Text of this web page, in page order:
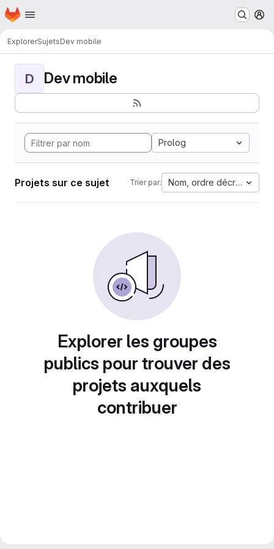
Passer au contenu principal
Page d'accueil
ExplorerSujetsDev mobile
D Dev mobile
Prolog
Projets sur ce sujet Trier par: Nom, ordre décroissant
Explorer les groupes
publics pour trouver des
projets auxquels
contribuer